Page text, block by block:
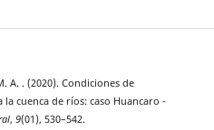
A. . (2020). Condiciones de
cuenca de ríos: caso Huancaro -
, 9(01), 530–542.